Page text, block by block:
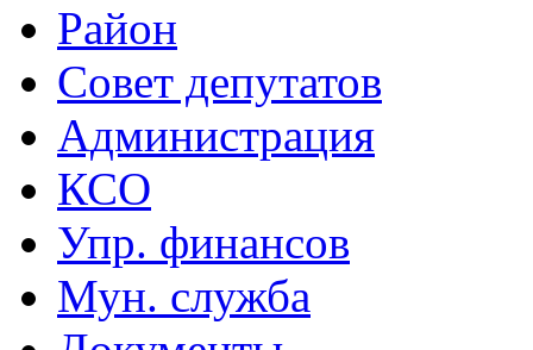
Район
Совет депутатов
Администрация
КСО
Упр. финансов
Мун. служба